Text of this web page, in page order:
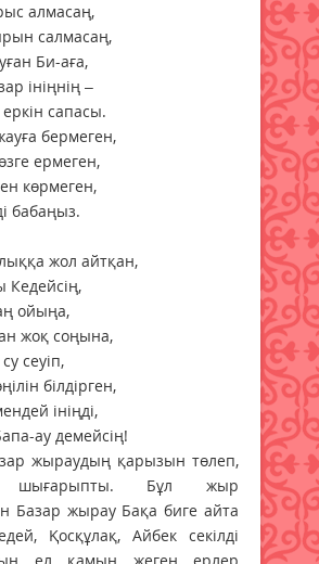
алмасаң,
салмасаң,
Би-аға,
ініңнің –
сапасы.
бермеген,
ермеген,
көрмеген,
бабаңыз.
жол айтқан,
Кедейсің,
ойыңа,
жоқ соңына,
сеуіп,
білдірген,
ініңді,
ау демейсің!
жыраудың қарызын төлеп,
шығарыпты. Бұл жыр
Базар жырау Бақа биге айта
Қосқұлақ, Айбек секілді